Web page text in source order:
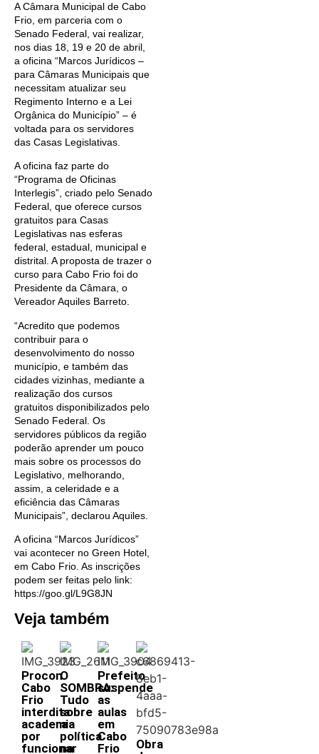
A Câmara Municipal de Cabo
Frio, em parceria com o
Senado Federal, vai realizar,
nos dias 18, 19 e 20 de abril,
a oficina “Marcos Jurídicos –
para Câmaras Municipais que
necessitam atualizar seu
Regimento Interno e a Lei
Orgânica do Município” – é
voltada para os servidores
das Casas Legislativas.
A oficina faz parte do
“Programa de Oficinas
Interlegis”, criado pelo Senado
Federal, que oferece cursos
gratuitos para Casas
Legislativas nas esferas
federal, estadual, municipal e
distrital. A proposta de trazer o
curso para Cabo Frio foi do
Presidente da Câmara, o
Vereador Aquiles Barreto.
“Acredito que podemos
contribuir para o
desenvolvimento do nosso
município, e também das
cidades vizinhas, mediante a
realização dos cursos
gratuitos disponibilizados pelo
Senado Federal. Os
servidores públicos da região
poderão aprender um pouco
mais sobre os processos do
Legislativo, melhorando,
assim, a celeridade e a
eficiência das Câmaras
Municipais”, declarou Aquiles.
A oficina “Marcos Jurídicos”
vai acontecer no Green Hotel,
em Cabo Frio. As inscrições
podem ser feitas pelo link:
https://goo.gl/L9G8JN
Veja também
Procon
Cabo
Frio
interdita
academia
por
funcionar
O
SOMBRA:
Tudo
sobre
a
política
na
Prefeito
suspende
as
aulas
em
Cabo
Frio
Obra